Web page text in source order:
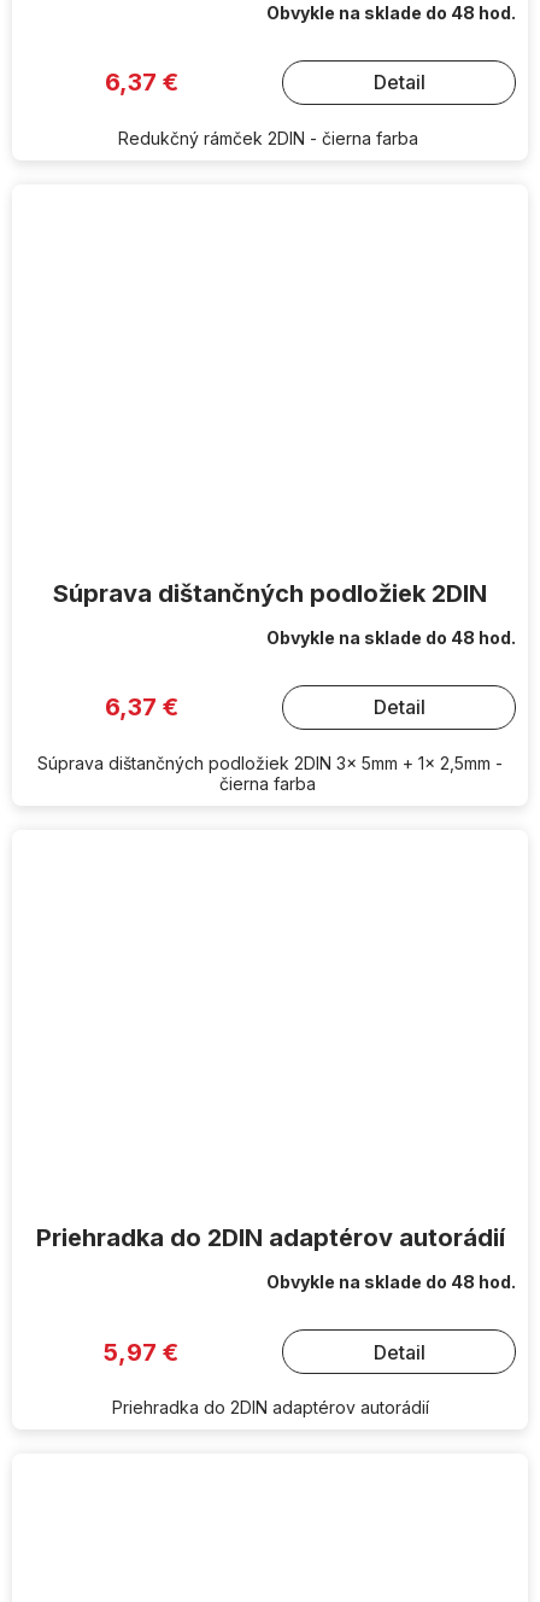
Obvykle na sklade do 48 hod.
6,37 € Detail
Redukčný rámček 2DIN - čierna farba
Súprava dištančných podložiek 2DIN
Obvykle na sklade do 48 hod.
6,37 € Detail
Súprava dištančných podložiek 2DIN 3x 5mm + 1x 2,5mm -
čierna farba
Priehradka do 2DIN adaptérov autorádií
Obvykle na sklade do 48 hod.
5,97 € Detail
Priehradka do 2DIN adaptérov autorádií